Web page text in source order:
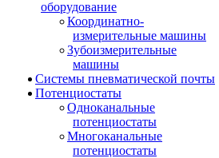
оборудование
Координатно-
измерительные машины
Зубоизмерительные
машины
Системы пневматической почты
Потенциостаты
Одноканальные
потенциостаты
Многоканальные
потенциостаты